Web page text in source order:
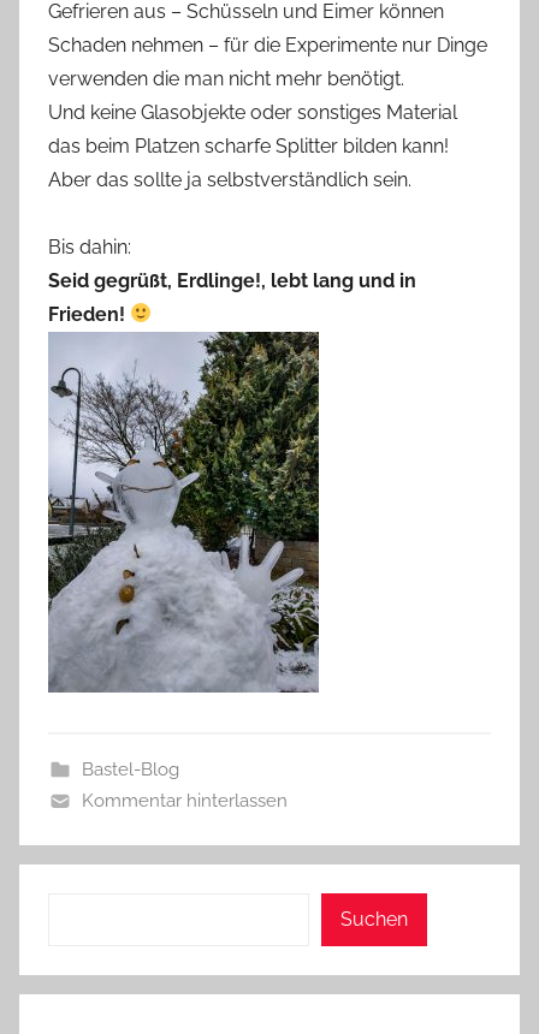
Gefrieren aus – Schüsseln und Eimer können
Schaden nehmen – für die Experimente nur Dinge
verwenden die man nicht mehr benötigt.
Und keine Glasobjekte oder sonstiges Material
das beim Platzen scharfe Splitter bilden kann!
Aber das sollte ja selbstverständlich sein.
Bis dahin:
Seid gegrüßt, Erdlinge!, lebt lang und in
Frieden!
Bastel-Blog
Kommentar hinterlassen
Suchen